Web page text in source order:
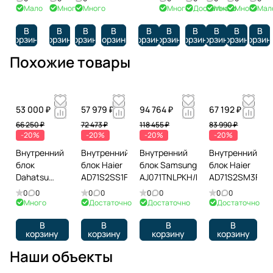
Мало
В
корзину
Много
В
корзину
Много
В
корзину
В
корзину
В
корзину
Много
В
корзину
Достаточно
В
корзину
Много
В
корзину
Много
В
корзину
В
Похожие товары
53 000 ₽
66 250 ₽
-20%
Внутренний
блок
Dahatsu
DHKNMULT-
24
0
0
Много
В
корзину
57 979 ₽
72 473 ₽
-20%
Внутренний
блок Haier
AD71S2SS1FA
0
0
Достаточно
В
корзину
94 764 ₽
118 455 ₽
-20%
Внутренний
блок Samsung
AJ071TNLPKH/EA
0
0
Достаточно
В
корзину
67 192 ₽
83 990 ₽
-20%
Внутренний
блок Haier
AD71S2SM3FA
0
0
Достаточно
В
корзину
Наши объекты